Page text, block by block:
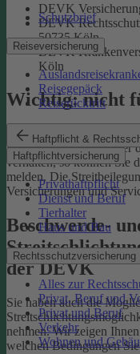
Schutzbrief
Reiseversicherung
Reisegepäck
Reiserücktritt
Haftpflicht &
Haftpflichtversicherung
Privathaftpflicht
Dienst und Beruf
Tierhalter
Haus und Bau
Rechtsschutzversicherung
Alles zur
Privat, Beruf und
Privat und Beruf
Verkehr
Wohnen und
DEVK
DEVK
50735 Köln
DEVK
Köln
Wichtig: nicht
Wenn Sie Kenntnis
Partnerinnen und Partner
verhalten, so können Sie
melden. Die
Versicherungen und
Beschwerde-
der DEVK
Sie haben auch die
nehmen. Wir zeigen
welchen Bedingungen